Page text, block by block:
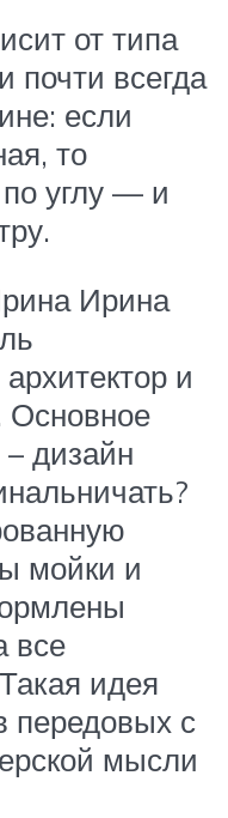
от типа
почти всегда
если
то
углу — и
Ирина
и
Основное
дизайн
мойки и
все
идея
передовых с
мысли